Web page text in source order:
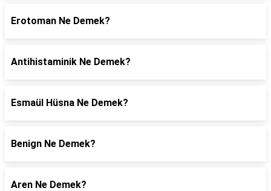
Erotoman Ne Demek?
Antihistaminik Ne Demek?
Esmaül Hüsna Ne Demek?
Benign Ne Demek?
Aren Ne Demek?